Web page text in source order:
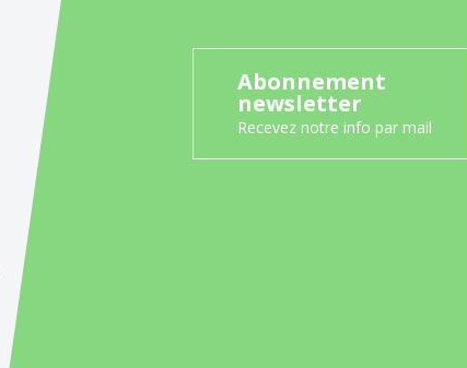
Abonnement
newsletter
Recevez notre info par mail